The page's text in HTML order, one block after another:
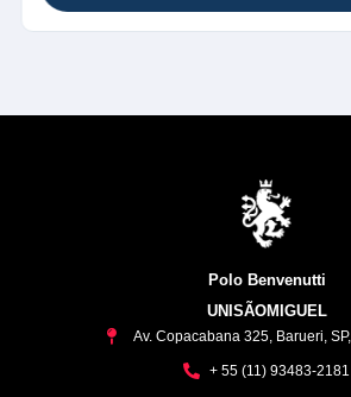
Polo Benvenutti
UNISÃOMIGUEL
Av. Copacabana 325, Barueri,
+ 55 (11) 93483-2181